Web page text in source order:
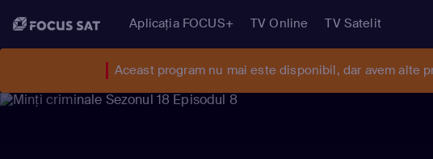
Aplicația FOCUS+ TV Online TV Satelit
Aceast program nu mai este disponibil, dar avem alte